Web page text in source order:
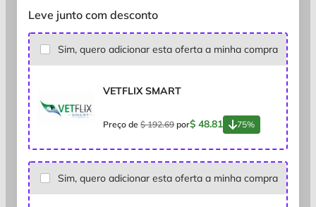
Leve junto com desconto
Sim, quero adicionar esta oferta a minha compra
VETFLIX SMART
Preço de $ 192.69 por$ 48.81 75%
Sim, quero adicionar esta oferta a minha compra